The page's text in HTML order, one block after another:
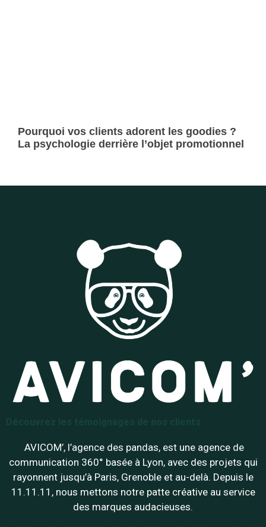
Pourquoi vos clients adorent les goodies ?
La psychologie derrière l’objet promotionnel
AVICOM’, l’agence des pandas, est une agence de
communication 360° basée à Lyon, avec des projets qui
rayonnent jusqu’à Paris, Grenoble et au-delà. Depuis le
11.11.11, nous mettons notre patte créative au service
des marques audacieuses.